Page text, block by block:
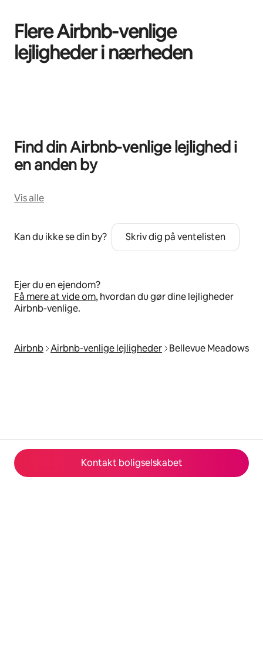
Kontakt boligselskabet
Flere Airbnb-venlige
lejligheder i nærheden
Find din Airbnb-venlige lejlighed i
en anden by
Vis alle
Kan du ikke se din by? Skriv dig på ventelisten
Ejer du en ejendom?
Få mere at vide om, hvordan du gør dine lejligheder
Airbnb-venlige.
Airbnb Airbnb-venlige lejligheder Bellevue Meadows